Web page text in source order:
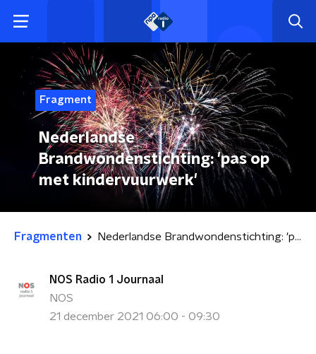
Fragment
Nederlandse
Brandwondenstichting: 'pas op
met kindervuurwerk'
Fragmenten Nederlandse Brandwondenstichting: 'pas op met kindervuurwerk'
NOS Radio 1 Journaal
NOS
21 december 2021 06:00 - 09:30